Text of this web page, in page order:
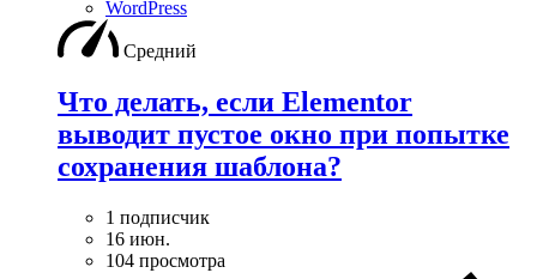
WordPress
Средний
Что делать, если Elementor
выводит пустое окно при попытке
сохранения шаблона?
1 подписчик
16 июн.
104 просмотра